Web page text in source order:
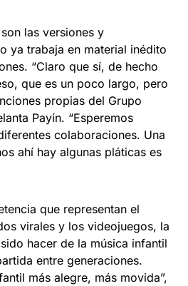
las versiones y
ya trabaja en material inédito
“Claro que sí, de hecho
que es un poco largo, pero
propias del Grupo
Payín. “Esperemos
colaboraciones. Una
ahí hay algunas pláticas es
que representan el
virales y los videojuegos, la
hacer de la música infantil
entre generaciones.
más alegre, más movida”,